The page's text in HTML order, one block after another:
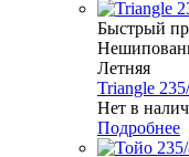
Быстрый
Летняя
Triangle
Нет в
Подробнее